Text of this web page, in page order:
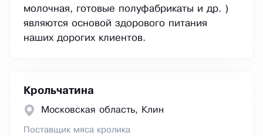
молочная, готовые полуфабрикаты и др. )
являются основой здорового питания
наших дорогих клиентов.
Крольчатина
Московская область, Клин
Поставщик мяса кролика